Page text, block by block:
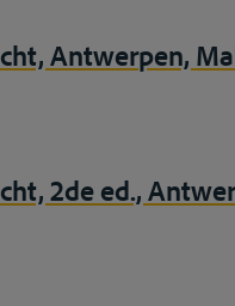
Antwerpen,
2de ed.,